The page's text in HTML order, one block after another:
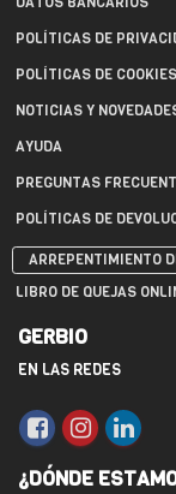
POLÍTICAS DE
POLÍTICAS DE COOKIES
NOTICIAS Y
AYUDA
PREGUNTAS
POLÍTICAS DE
ARREPENTIMIENTO
LIBRO DE QUEJAS
GERBIO
EN LAS REDES
¿DÓNDE